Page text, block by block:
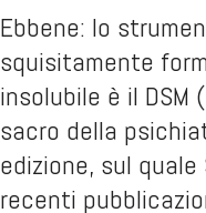
Ebbene: lo
squisitamente
insolubile è il DSM (
sacro della
edizione, sul
recenti